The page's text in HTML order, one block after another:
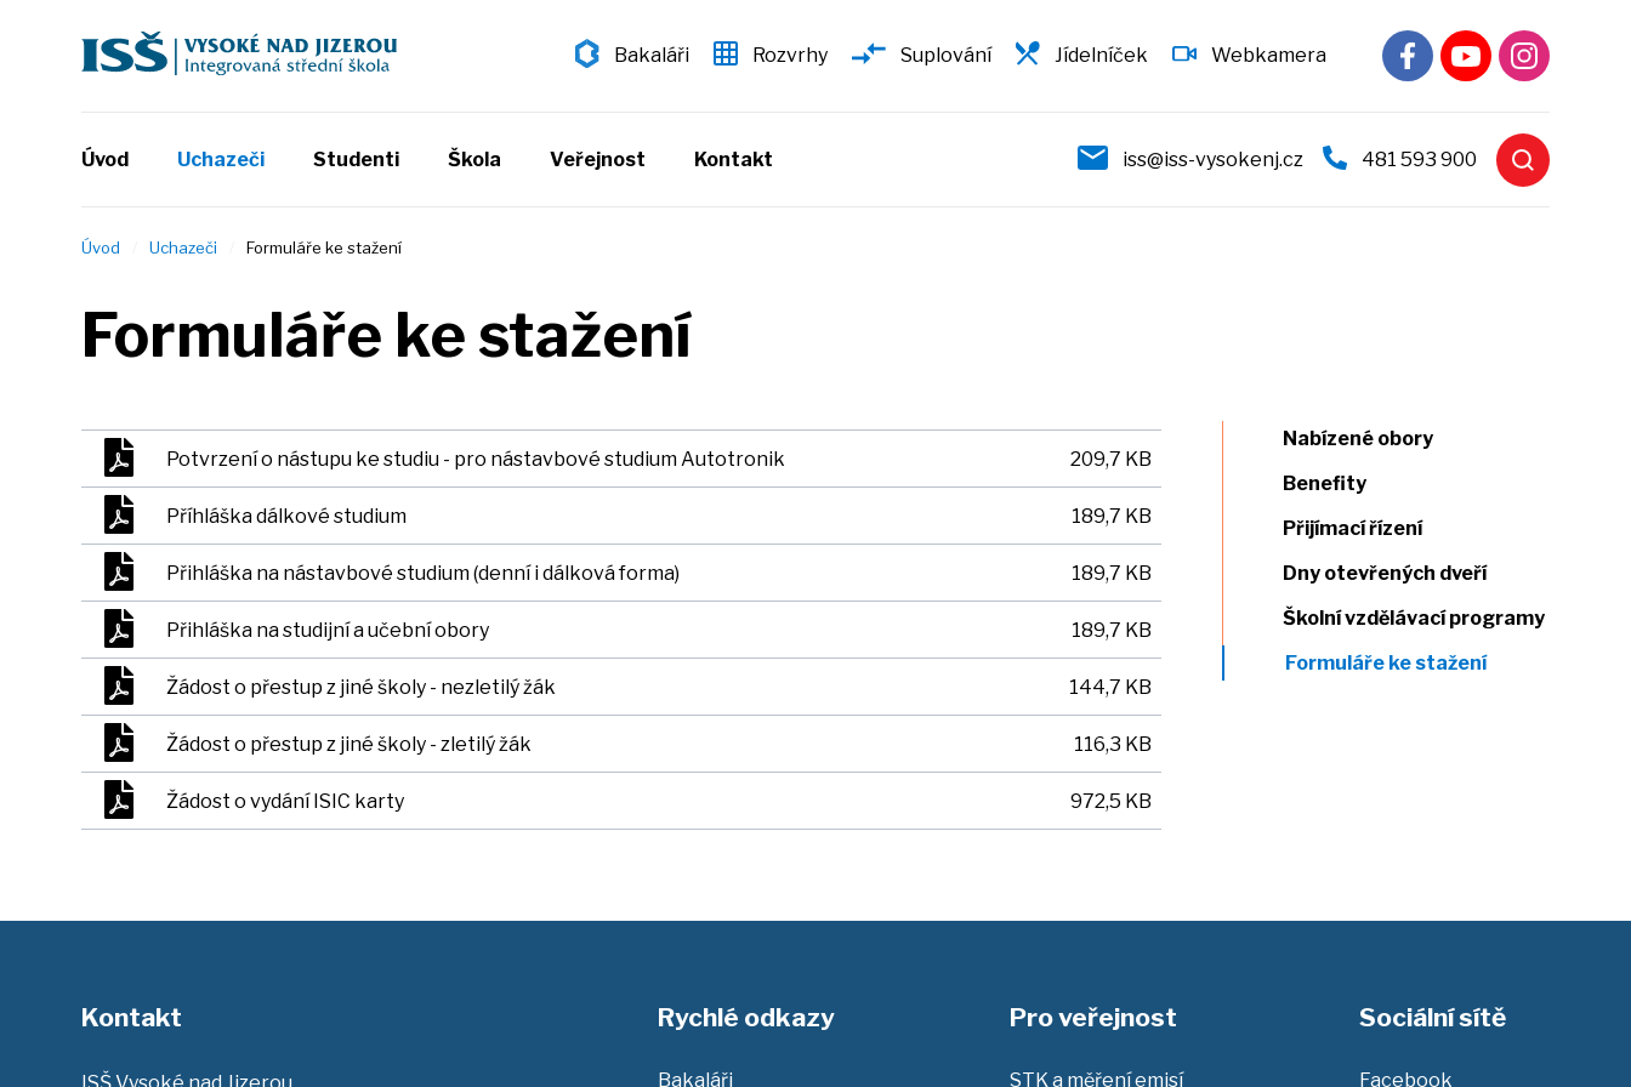
Bakaláři Rozvrhy Suplování Jídelníček Webkamera
Úvod Uchazeči Studenti Škola Veřejnost Kontakt iss@iss-vysokenj.cz 481 593 900
Úvod Uchazeči Formuláře ke stažení
Formuláře ke stažení
Potvrzení o nástupu ke studiu - pro nástavbové studium Autotronik 209,7 KB
Příhláška dálkové studium 189,7 KB
Přihláška na nástavbové studium (denní i dálková forma) 189,7 KB
Přihláška na studijní a učební obory 189,7 KB
Žádost o přestup z jiné školy - nezletilý žák 144,7 KB
Žádost o přestup z jiné školy - zletilý žák 116,3 KB
Žádost o vydání ISIC karty 972,5 KB
Nabízené obory
Benefity
Přijímací řízení
Dny otevřených dveří
Školní vzdělávací programy
Formuláře ke stažení
Kontakt Rychlé odkazy
Bakaláři
Pro veřejnost
STK a měření emisí
Sociální sítě
Facebook